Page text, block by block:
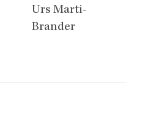
Authors
Urs Marti-
Brander